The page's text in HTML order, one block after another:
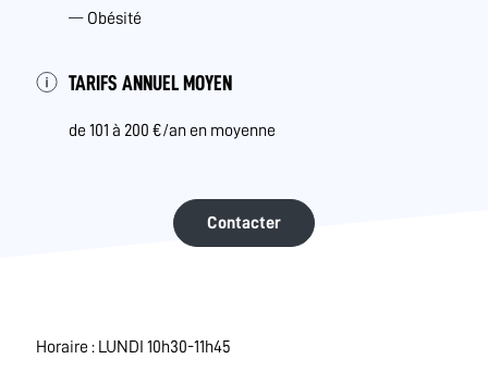
Obésité
TARIFS ANNUEL MOYEN
de 101 à 200 €/an en moyenne
Contacter
Horaire : LUNDI 10h30-11h45